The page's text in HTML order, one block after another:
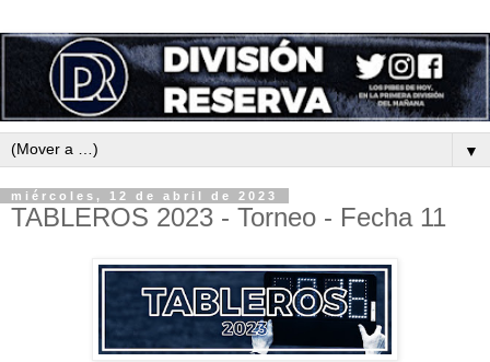
▼
miércoles, 12 de abril de 2023
TABLEROS 2023 - Torneo - Fecha 11